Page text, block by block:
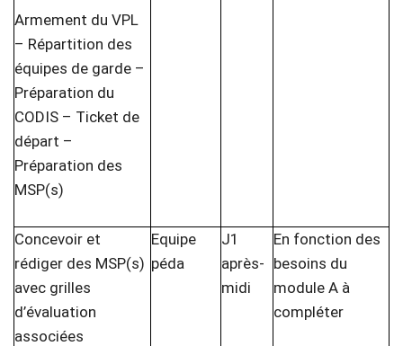
Armement du VPL
– Répartition des
équipes de garde –
Préparation du
CODIS – Ticket de
départ –
Préparation des
MSP(s)
Concevoir et
rédiger des MSP(s)
avec grilles
d’évaluation
associées
Equipe
péda
J1
après-
midi
En fonction des
besoins du
module A à
compléter